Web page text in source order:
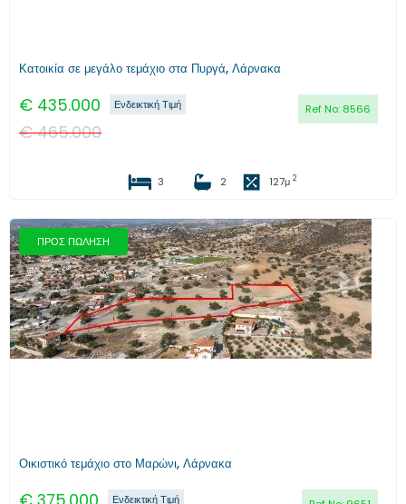
Κατοικία σε μεγάλο τεμάχιο στα Πυργά, Λάρνακα
€ 435.000 Ref No: 8566
Ενδεικτική Τιμή
€465.000
3 2 127μ 2
ΠΡΟΣ ΠΩΛΗΣΗ
Προηγούμενο Επόμενο
Οικιστικό τεμάχιο στο Μαρώνι, Λάρνακα
Ενδεικτική Τιμή